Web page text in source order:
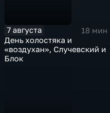
7 августа
18 мин
День холостяка и
«воздухан», Случевский и
Блок